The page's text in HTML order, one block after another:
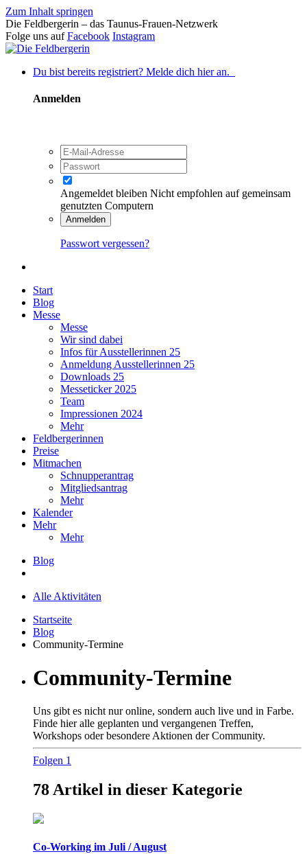
Zum Inhalt springen
Die Feldbergerin – das Taunus-Frauen-Netzwerk
Folge uns aufFacebook Instagram
Du bist bereits registriert? Melde dich hier an.
Anmelden
Angemeldet bleiben Nicht empfohlen auf gemeinsam
genutzten Computern
Anmelden
Passwort vergessen?
Start
Blog
Messe
Messe
Wir sind dabei
Infos für Ausstellerinnen 25
Anmeldung Ausstellerinnen 25
Downloads 25
Messeticker 2025
Team
Impressionen 2024
Mehr
Feldbergerinnen
Preise
Mitmachen
Schnupperantrag
Mitgliedsantrag
Mehr
Kalender
Mehr
Mehr
Blog
Alle Aktivitäten
Startseite
Blog
Community-Termine
Community-Termine
Uns gibt es nicht nur online, sondern auch live und in Farbe.
Finde hier alle geplanten und vergangenen Treffen,
Workshops oder besondere Aktionen der Community.
Folgen 1
78 Artikel in dieser Kategorie
Co-Working im Juli / August